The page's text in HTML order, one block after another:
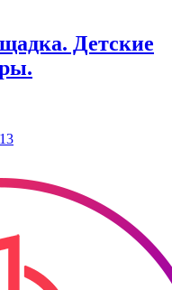
Детские